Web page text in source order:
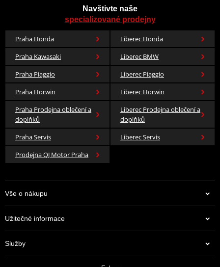
Navštivte naše
specializované prodejny
Praha Honda
Liberec Honda
Praha Kawasaki
Liberec BMW
Praha Piaggio
Liberec Piaggio
Praha Horwin
Liberec Horwin
Praha Prodejna oblečení a
doplňků
Liberec Prodejna oblečení a
doplňků
Praha Servis
Liberec Servis
Prodejna QJ Motor Praha
Vše o nákupu
Užitečné informace
Služby